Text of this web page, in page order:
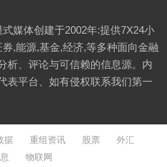
媒体创建于2002年:提供7X24小
,能源,基金,经济,等多种面向金融
析、评论与可信赖的信息源。内
表平台、如有侵权联系我们第一
据 重组资讯 股票
外汇
物联网